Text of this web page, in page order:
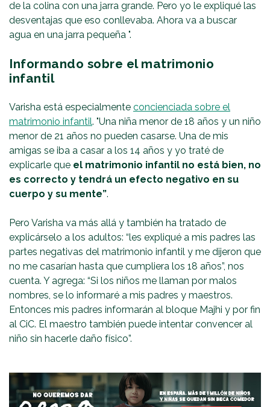
de la colina con una jarra grande. Pero yo le expliqué las
desventajas que eso conllevaba. Ahora va a buscar
agua en una jarra pequeña ".
Informando sobre el matrimonio
infantil
Varisha está especialmente concienciada sobre el
matrimonio infantil. "Una niña menor de 18 años y un niño
menor de 21 años no pueden casarse. Una de mis
amigas se iba a casar a los 14 años y yo traté de
explicarle que el matrimonio infantil no está bien, no
es correcto y tendrá un efecto negativo en su
cuerpo y su mente”.
Pero Varisha va más allá y también ha tratado de
explicárselo a los adultos: “les expliqué a mis padres las
partes negativas del matrimonio infantil y me dijeron que
no me casarían hasta que cumpliera los 18 años”, nos
cuenta. Y agrega: “Si los niños me llaman por malos
nombres, se lo informaré a mis padres y maestros.
Entonces mis padres informarán al bloque Majhi y por fin
al CiC. El maestro también puede intentar convencer al
niño sin hacerle daño físico”.